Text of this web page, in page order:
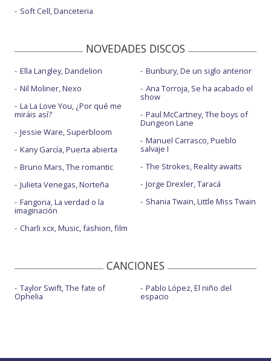
Soft Cell, Danceteria
NOVEDADES DISCOS
Ella Langley, Dandelion
Nil Moliner, Nexo
La La Love You, ¿Por qué me
miráis así?
Jessie Ware, Superbloom
Kany García, Puerta abierta
Bruno Mars, The romantic
Julieta Venegas, Norteña
Fangoria, La verdad o la
imaginación
Charli xcx, Music, fashion, film
Bunbury, De un siglo anterior
Ana Torroja, Se ha acabado el
show
Paul McCartney, The boys of
Dungeon Lane
Manuel Carrasco, Pueblo
salvaje I
The Strokes, Reality awaits
Jorge Drexler, Taracá
Shania Twain, Little Miss Twain
CANCIONES
Taylor Swift, The fate of
Ophelia
Pablo López, El niño del
espacio